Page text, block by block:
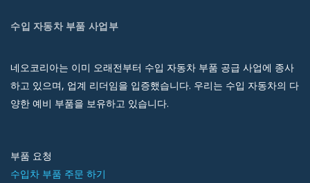
수입 자동차 부품 사업부
네오코리아는 이미 오래전부터 수입 자동차 부품 공급 사업에 종사
하고 있으며, 업계 리더임을 입증했습니다. 우리는 수입 자동차의 다
양한 예비 부품을 보유하고 있습니다.
부품 요청
수입차 부품 주문 하기